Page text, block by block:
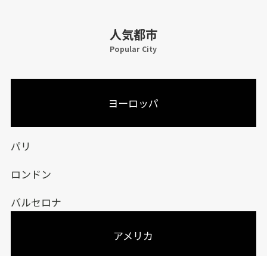
人気都市
Popular City
ヨーロッパ
パリ
ロンドン
バルセロナ
アメリカ